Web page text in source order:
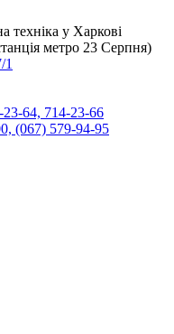
техніка у Харкові
метро 23 Серпня)
1
64, 714-23-66
(067) 579-94-95